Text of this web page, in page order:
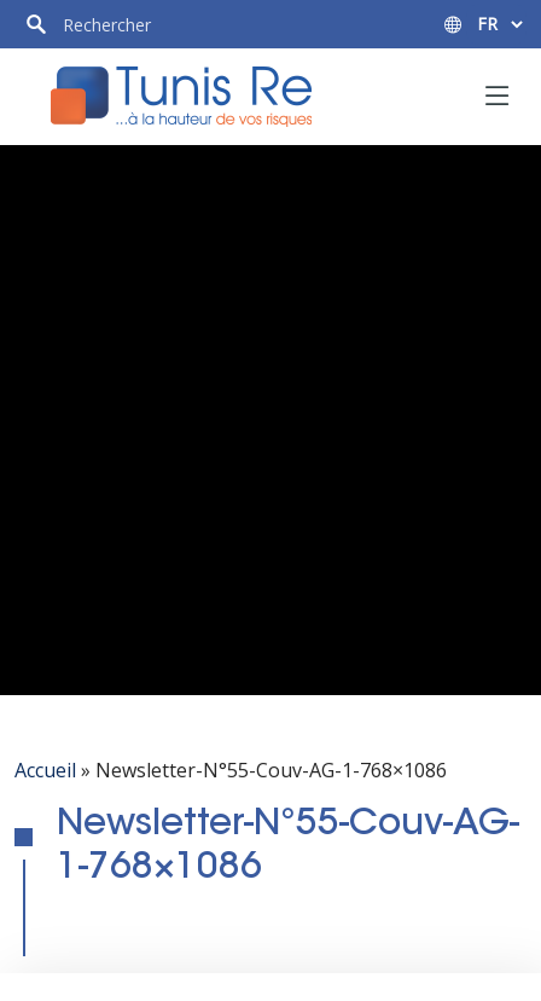
Accueil » Newsletter-N°55-Couv-AG-1-768×1086
Newsletter-N°55-Couv-AG-
1-768×1086